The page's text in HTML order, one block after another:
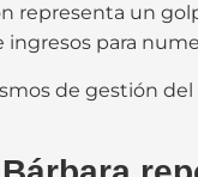
representa un
para
de gestión